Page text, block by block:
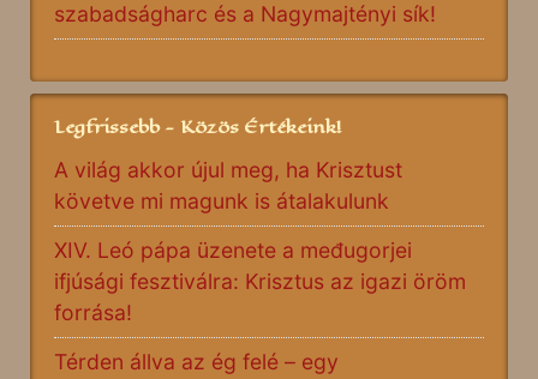
szabadságharc és a Nagymajtényi sík!
Legfrissebb - Közös Értékeink!
A világ akkor újul meg, ha Krisztust
követve mi magunk is átalakulunk
XIV. Leó pápa üzenete a međugorjei
ifjúsági fesztiválra: Krisztus az igazi öröm
forrása!
Térden állva az ég felé – egy